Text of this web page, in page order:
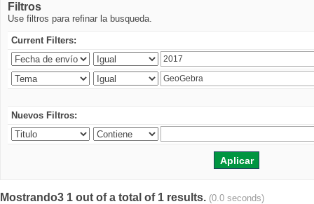
Filtros
Use filtros para refinar la busqueda.
Current Filters:
Nuevos Filtros:
Mostrando3 1 out of a total of 1 results. (0.0 seconds)